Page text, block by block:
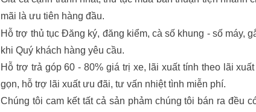
mãi là ưu tiên hàng đầu.
Hỗ trợ thủ tục Đăng ký, đăng kiểm, cà số khung - số máy,
khi Quý khách hàng yêu cầu.
Hỗ trợ trả góp 60 - 80% giá trị xe, lãi xuất tính theo lãi
gọn, hỗ trợ lãi xuất ưu đãi, tư vấn nhiệt tình miễn phí.
Chúng tôi cam kết tất cả sản phảm chúng tôi bán ra đều